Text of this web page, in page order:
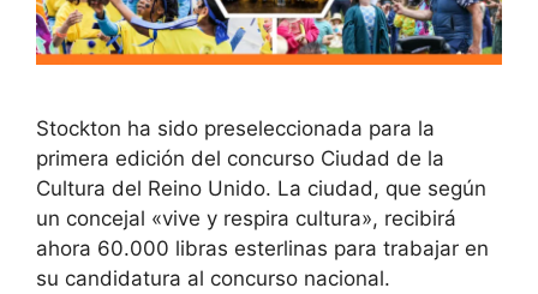
Stockton ha sido preseleccionada para la
primera edición del concurso Ciudad de la
Cultura del Reino Unido. La ciudad, que según
un concejal «vive y respira cultura», recibirá
ahora 60.000 libras esterlinas para trabajar en
su candidatura al concurso nacional.